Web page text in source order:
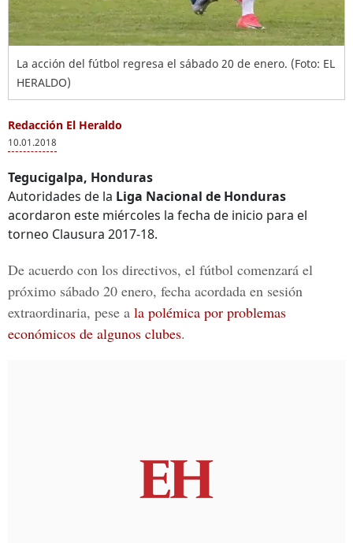
La acción del fútbol regresa el sábado 20 de enero. (Foto: EL
HERALDO)
Redacción El Heraldo
10.01.2018
Tegucigalpa, Honduras
Autoridades de la Liga Nacional de Honduras
acordaron este miércoles la fecha de inicio para el
torneo Clausura 2017-18.
De acuerdo con los directivos, el fútbol comenzará el
próximo sábado 20 enero, fecha acordada en sesión
extraordinaria, pese a la polémica por problemas
económicos de algunos clubes.